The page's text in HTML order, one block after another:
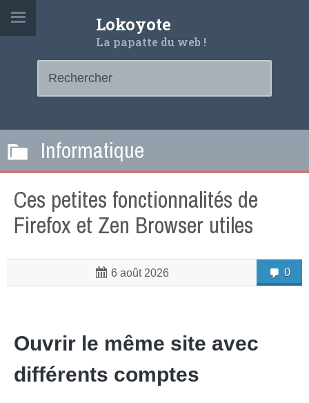
Lokoyote
La papatte du web !
Informatique
Ces petites fonctionnalités de
Firefox et Zen Browser utiles
6 août 2026 0
Ouvrir le même site avec
différents comptes